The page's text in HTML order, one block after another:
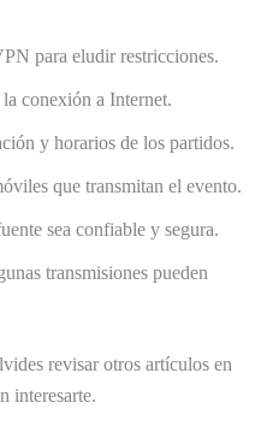
para eludir restricciones.
conexión a Internet.
y horarios de los partidos.
que transmitan el evento.
sea confiable y segura.
transmisiones pueden
revisar otros artículos en
interesarte.